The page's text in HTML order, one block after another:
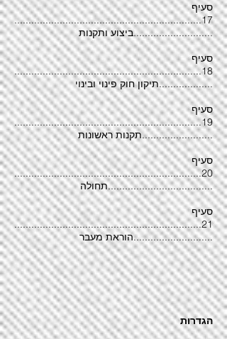
סעיף
17..................................................................
............................ביצוע ותקנות
סעיף
18..................................................................
...................תיקון חוק פינוי ובינוי
סעיף
19..................................................................
.........................תקנות ראשונות
סעיף
20..................................................................
.....................................תחולה
סעיף
21..................................................................
............................הוראת מעבר
הגדרות